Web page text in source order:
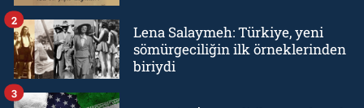
Lena Salaymeh: Türkiye, yeni
sömürgeciliğin ilk örneklerinden
biriydi
2
3